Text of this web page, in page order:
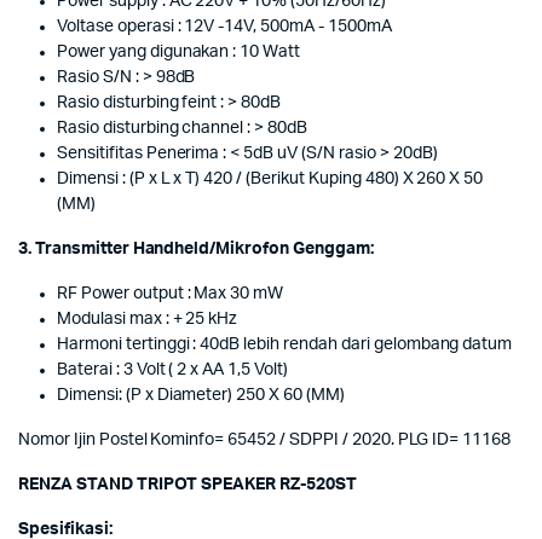
Voltase operasi : 12V -14V, 500mA - 1500mA
Power yang digunakan : 10 Watt
Rasio S/N : > 98dB
Rasio disturbing feint : > 80dB
Rasio disturbing channel : > 80dB
Sensitifitas Penerima : < 5dB uV (S/N rasio > 20dB)
Dimensi : (P x L x T) 420 / (Berikut Kuping 480) X 260 X 50
(MM)
3. Transmitter Handheld/Mikrofon Genggam:
RF Power output : Max 30 mW
Modulasi max : + 25 kHz
Harmoni tertinggi : 40dB lebih rendah dari gelombang datum
Baterai : 3 Volt ( 2 x AA 1,5 Volt)
Dimensi: (P x Diameter) 250 X 60 (MM)
Nomor Ijin Postel Kominfo= 65452 / SDPPI / 2020. PLG ID= 11168
RENZA STAND TRIPOT SPEAKER RZ-520ST
Spesifikasi: